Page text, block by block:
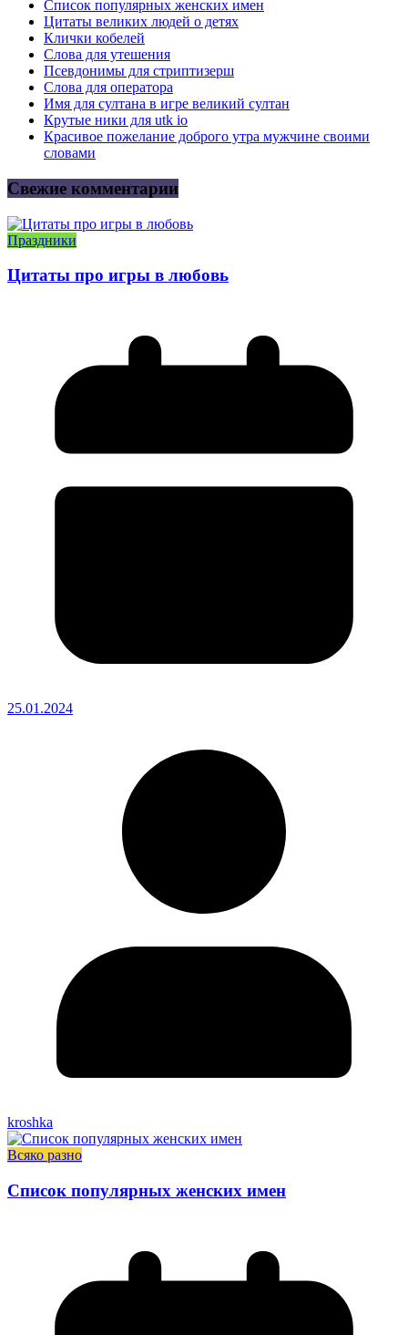
Список популярных женских имен
Цитаты великих людей о детях
Клички кобелей
Слова для утешения
Псевдонимы для стриптизерш
Слова для оператора
Имя для султана в игре великий султан
Крутые ники для utk io
Красивое пожелание доброго утра мужчине своими
словами
Свежие комментарии
Праздники
Цитаты про игры в любовь
25.01.2024
kroshka
Всяко разно
Список популярных женских имен